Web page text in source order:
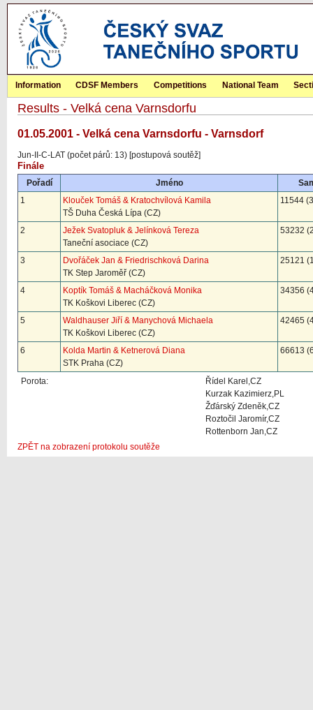
Information CDSF Members Competitions National Team
Results - Velká cena Varnsdorfu
01.05.2001 - Velká cena Varnsdorfu - Varnsdorf
Jun-II-C-LAT (počet párů: 13) [postupová soutěž]
Finále
Pořadí Jméno
1
Klouček Tomáš & Kratochvílová Kamila
TŠ Duha Česká Lípa (CZ)
11544
2
Ježek Svatopluk & Jelínková Tereza
Taneční asociace (CZ)
53232
3
Dvořáček Jan & Friedrischková Darina
TK Step Jaroměř (CZ)
25121
4
Koptík Tomáš & Macháčková Monika
TK Koškovi Liberec (CZ)
34356
5
Waldhauser Jiří & Manychová Michaela
TK Koškovi Liberec (CZ)
42465
6
Kolda Martin & Ketnerová Diana
STK Praha (CZ)
66613
Porota:
Řídel Karel,CZ
Kurzak Kazimierz,PL
Žďárský Zdeněk,CZ
Roztočil Jaromír,CZ
Rottenborn Jan,CZ
ZPĚT na zobrazení protokolu soutěže